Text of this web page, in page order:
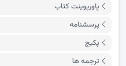
پاورپوینت کتاب
پرسشنامه
پکیج
ترجمه ها